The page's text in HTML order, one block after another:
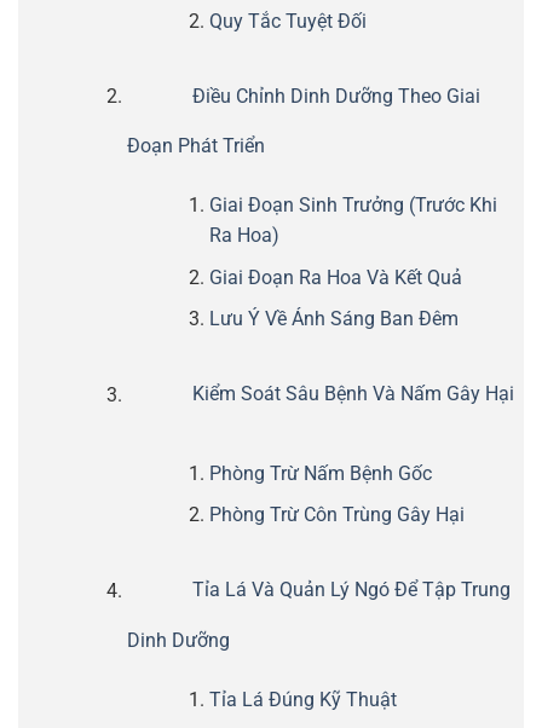
Quy Tắc Tuyệt Đối
Điều Chỉnh Dinh Dưỡng Theo Giai
Đoạn Phát Triển
Giai Đoạn Sinh Trưởng (Trước Khi
Ra Hoa)
Giai Đoạn Ra Hoa Và Kết Quả
Lưu Ý Về Ánh Sáng Ban Đêm
Kiểm Soát Sâu Bệnh Và Nấm Gây Hại
Phòng Trừ Nấm Bệnh Gốc
Phòng Trừ Côn Trùng Gây Hại
Tỉa Lá Và Quản Lý Ngó Để Tập Trung
Dinh Dưỡng
Tỉa Lá Đúng Kỹ Thuật